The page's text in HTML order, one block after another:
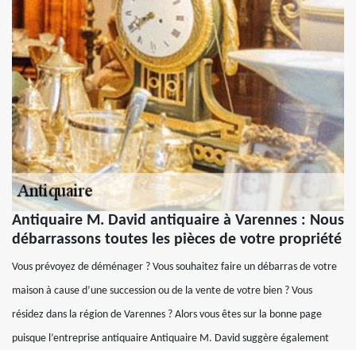
Antiquaire M. David antiquaire à Varennes : Nous
débarrassons toutes les pièces de votre propriété
Vous prévoyez de déménager ? Vous souhaitez faire un débarras de votre
maison à cause d’une succession ou de la vente de votre bien ? Vous
résidez dans la région de Varennes ? Alors vous êtes sur la bonne page
puisque l’entreprise antiquaire Antiquaire M. David suggère également